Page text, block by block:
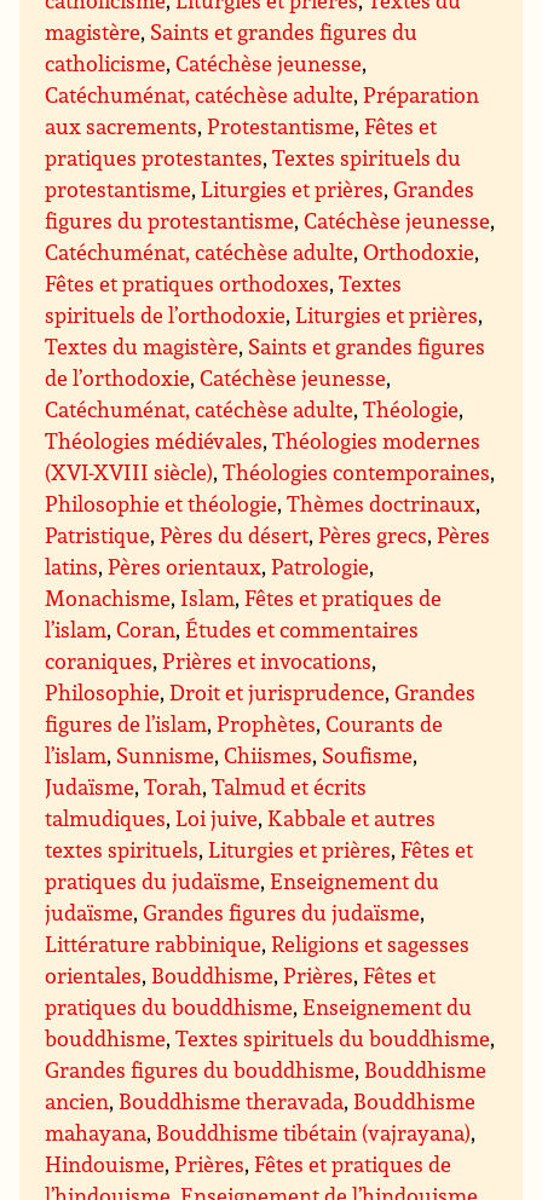
magistère, Saints et grandes figures du
catholicisme,Catéchèse jeunesse,
Catéchuménat, catéchèse adulte,Préparation
aux sacrements,Protestantisme,Fêtes et
pratiques protestantes,Textes spirituels du
protestantisme,Liturgies et prières,Grandes
figures du protestantisme,Catéchèse jeunesse,
Catéchuménat, catéchèse adulte,Orthodoxie,
Fêtes et pratiques orthodoxes,Textes
spirituels de l’orthodoxie,Liturgies et prières,
Textes du magistère, Saints et grandes figures
de l’orthodoxie,Catéchèse jeunesse,
Catéchuménat, catéchèse adulte,Théologie,
Théologies médiévales,Théologies modernes
(XVI-XVIII siècle),Théologies contemporaines,
Philosophie et théologie,Thèmes doctrinaux,
Patristique,Pères du désert,Pères grecs,Pères
latins,Pères orientaux,Patrologie,
Monachisme, Islam,Fêtes et pratiques de
l’islam,Coran,Études et commentaires
coraniques,Prières et invocations,
Philosophie,Droit et jurisprudence,Grandes
figures de l’islam,Prophètes,Courants de
l’islam, Sunnisme,Chiismes, Soufisme,
Judaïsme,Torah,Talmud et écrits
talmudiques,Loi juive,Kabbale et autres
textes spirituels,Liturgies et prières,Fêtes et
pratiques du judaïsme,Enseignement du
judaïsme,Grandes figures du judaïsme,
Littérature rabbinique,Religions et sagesses
orientales, Bouddhisme,Prières,Fêtes et
pratiques du bouddhisme,Enseignement du
bouddhisme,Textes spirituels du bouddhisme,
Grandes figures du bouddhisme, Bouddhisme
ancien, Bouddhisme theravada, Bouddhisme
mahayana, Bouddhisme tibétain (vajrayana),
Hindouisme,Prières,Fêtes et pratiques de